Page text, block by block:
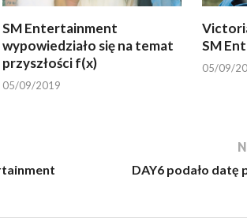
SM Entertainment
wypowiedziało się na temat
przyszłości f(x)
05/09/2019
SM
05/09/
DAY6 podało datę